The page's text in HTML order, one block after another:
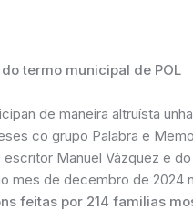
termo municipal de POL
de maneira altruísta
co grupo Palabra e
Manuel Vázquez e
mes de decembro de 2024
feitas por 214 familias